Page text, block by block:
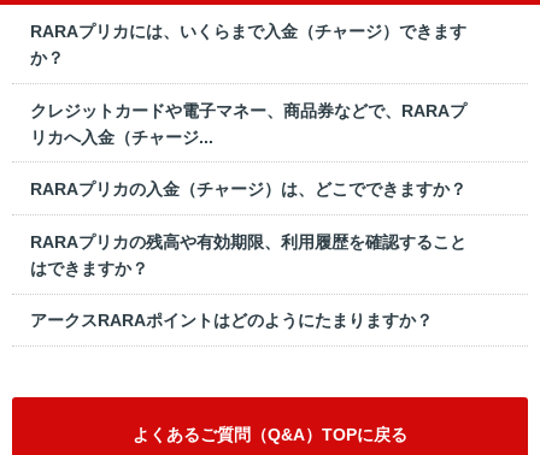
RARAプリカには、いくらまで入金（チャージ）できます
か？
クレジットカードや電子マネー、商品券などで、RARAプ
リカへ入金（チャージ...
RARAプリカの入金（チャージ）は、どこでできますか？
RARAプリカの残高や有効期限、利用履歴を確認すること
はできますか？
アークスRARAポイントはどのようにたまりますか？
よくあるご質問（Q&A）TOPに戻る